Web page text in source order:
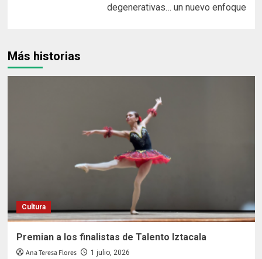
degenerativas… un nuevo enfoque
Más historias
Cultura
Premian a los finalistas de Talento Iztacala
Ana Teresa Flores 1 julio, 2026